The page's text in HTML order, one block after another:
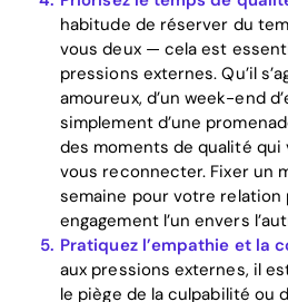
habitude de réserver du
vous deux — cela est
pressions externes. Qu’il
amoureux, d’un week-end
simplement d’une
des moments de qualité
vous reconnecter. Fixer un
semaine pour votre
engagement l’un envers
Pratiquez l’empathie et la
aux pressions externes, il
le piège de la culpabilité ou